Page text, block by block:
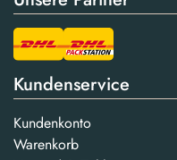
Kundenservice
Kundenkonto
Warenkorb